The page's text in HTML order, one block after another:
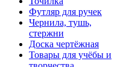
Футляр для ручек
Чернила, тушь,
стержни
Доска чертёжная
Товары для учёбы и